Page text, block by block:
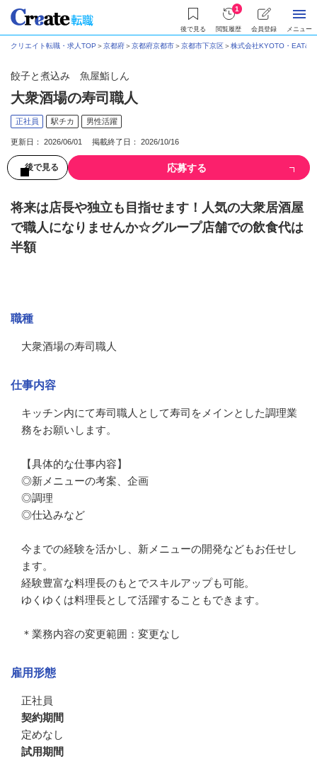
後で見る
1
閲覧履歴 会員登録 メニュー
クリエイト転職・求人TOP ＞京都府＞京都府京都市＞京都市下京区＞株式会社KYOTO・
餃子と煮込み 魚屋鮨しん
大衆酒場の寿司職人
正社員 駅チカ 男性活躍
更新日： 2026/06/01 掲載終了日： 2026/10/16
後で見る 応募する
将来は店長や独立も目指せます！人気の大衆居酒屋
で職人になりませんか☆グループ店舗での飲食代は
半額
職種
大衆酒場の寿司職人
仕事内容
キッチン内にて寿司職人として寿司をメインとした調理業
務をお願いします。
【具体的な仕事内容】
◎新メニューの考案、企画
◎調理
◎仕込みなど
今までの経験を活かし、新メニューの開発などもお任せし
ます。
経験豊富な料理長のもとでスキルアップも可能。
ゆくゆくは料理長として活躍することもできます。
＊業務内容の変更範囲：変更なし
雇用形態
正社員
契約期間
定めなし
試用期間